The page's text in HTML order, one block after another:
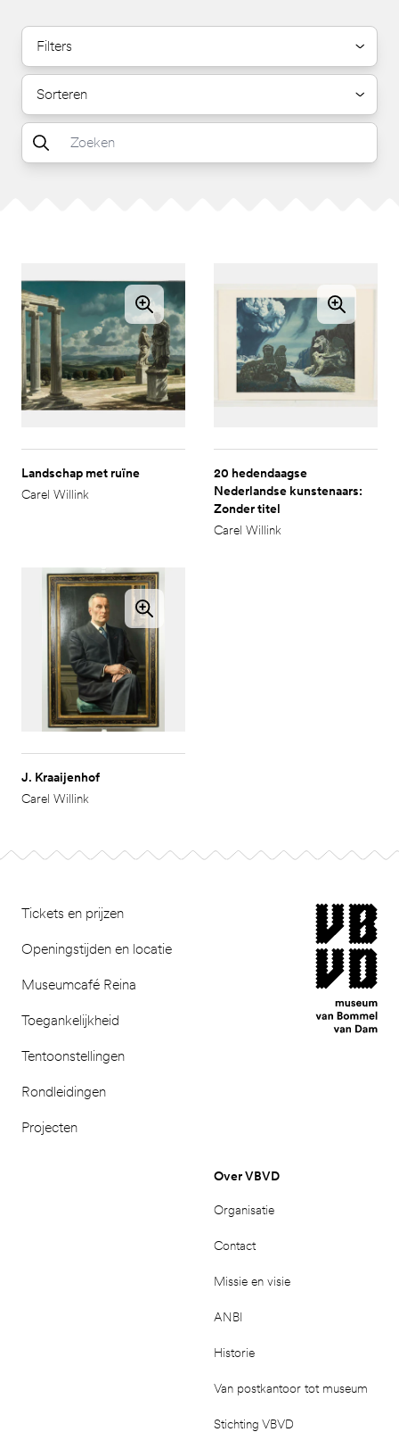
Filters
Sorteren
Landschap met ruïne
Carel Willink
20 hedendaagse
Nederlandse kunstenaars:
Zonder titel
Carel Willink
J. Kraaijenhof
Carel Willink
Tickets en prijzen
Openingstijden en locatie
Museumcafé Reina
Toegankelijkheid
Tentoonstellingen
Rondleidingen
Projecten
museum van
Over VBVD
Organisatie
Contact
Missie en visie
ANBI
Historie
Van postkantoor tot museum
Stichting VBVD